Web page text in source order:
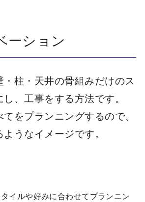
ーション
柱・天井の骨組みだけのス
、工事をする方法です。
をプランニングするので、
うなイメージです。
イルや好みに合わせてプランニン